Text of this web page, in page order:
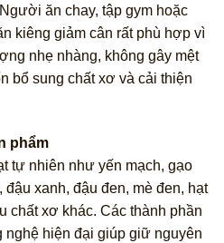
ăn chay, tập gym hoặc
kiêng giảm cân rất phù hợp vì
nhẹ nhàng, không gây mệt
bổ sung chất xơ và cải thiện
phẩm
tự nhiên như yến mạch, gạo
đậu xanh, đậu đen, mè đen, hạt
chất xơ khác. Các thành phần
hiện đại giúp giữ nguyên